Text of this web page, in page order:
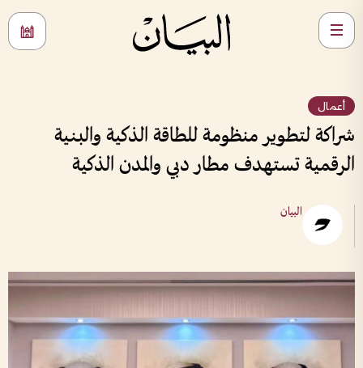
أعمال
شراكة لتطوير منظومة للطاقة الذكية والبنية
الرقمية تستهدف مطار دبي والمدن الذكية
البيان